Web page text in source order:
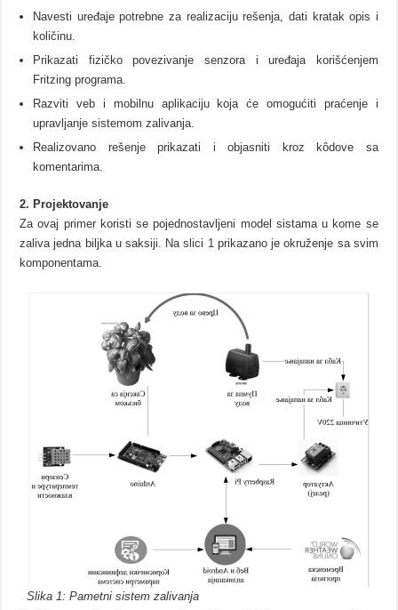
Navesti uređaje potrebne za realizaciju rešenja, dati kratak opis i
količinu.
Prikazati fizičko povezivanje senzora i uređaja korišćenjem
Fritzing programa.
Razviti veb i mobilnu aplikaciju koja će omogućiti praćenje i
upravljanje sistemom zalivanja.
Realizovano rešenje prikazati i objasniti kroz kôdove sa
komentarima.
2. Projektovanje
Za ovaj primer koristi se pojednostavljeni model sistama u kome se
zaliva jedna biljka u saksiji. Na slici 1 prikazano je okruženje sa svim
komponentama.
Slika 1: Pametni sistem zalivanja